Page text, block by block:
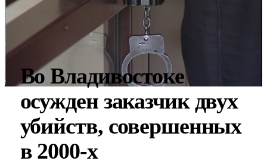
Во Владивостоке
осужден заказчик двух
убийств, совершенных
в 2000-х